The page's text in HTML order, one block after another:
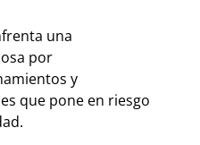
una
por
y
que pone en riesgo